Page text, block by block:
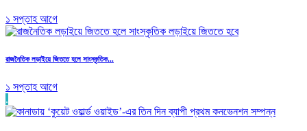
১ সপ্তাহ আগে
রাজনৈতিক লড়াইয়ে জিততে হলে সাংস্কৃতিক...
১ সপ্তাহ আগে
.